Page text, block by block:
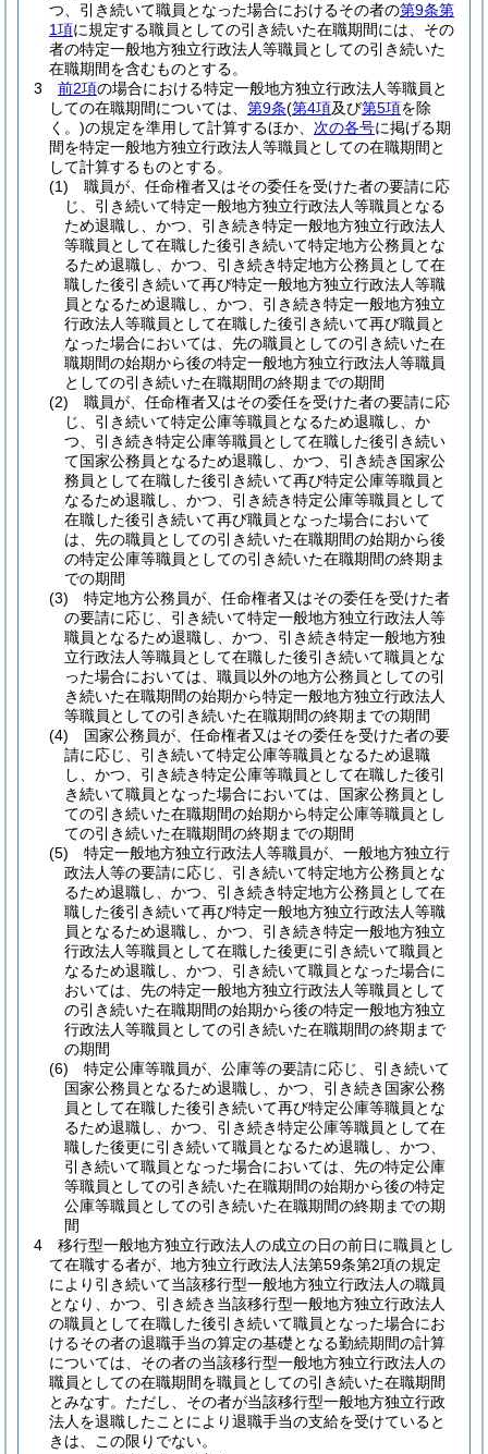
つ、引き続いて職員となった場合におけるその者の第9条第
1項に規定する職員としての引き続いた在職期間には、その
者の特定一般地方独立行政法人等職員としての引き続いた
在職期間を含むものとする。
3
前2項の場合における特定一般地方独立行政法人等職員と
しての在職期間については、 第9条(第4項及び第5項を除
く。)の規定を準用して計算するほか、 次の各号に掲げる期
間を特定一般地方独立行政法人等職員としての在職期間と
して計算するものとする。
(1)
職員が、任命権者又はその委任を受けた者の要請に応
じ、引き続いて特定一般地方独立行政法人等職員となる
ため退職し、かつ、引き続き特定一般地方独立行政法人
等職員として在職した後引き続いて特定地方公務員とな
るため退職し、かつ、引き続き特定地方公務員として在
職した後引き続いて再び特定一般地方独立行政法人等職
員となるため退職し、かつ、引き続き特定一般地方独立
行政法人等職員として在職した後引き続いて再び職員と
なった場合においては、先の職員としての引き続いた在
職期間の始期から後の特定一般地方独立行政法人等職員
としての引き続いた在職期間の終期までの期間
(2)
職員が、任命権者又はその委任を受けた者の要請に応
じ、引き続いて特定公庫等職員となるため退職し、か
つ、引き続き特定公庫等職員として在職した後引き続い
て国家公務員となるため退職し、かつ、引き続き国家公
務員として在職した後引き続いて再び特定公庫等職員と
なるため退職し、かつ、引き続き特定公庫等職員として
在職した後引き続いて再び職員となった場合において
は、先の職員としての引き続いた在職期間の始期から後
の特定公庫等職員としての引き続いた在職期間の終期ま
での期間
(3)
特定地方公務員が、任命権者又はその委任を受けた者
の要請に応じ、引き続いて特定一般地方独立行政法人等
職員となるため退職し、かつ、引き続き特定一般地方独
立行政法人等職員として在職した後引き続いて職員とな
った場合においては、職員以外の地方公務員としての引
き続いた在職期間の始期から特定一般地方独立行政法人
等職員としての引き続いた在職期間の終期までの期間
(4)
国家公務員が、任命権者又はその委任を受けた者の要
請に応じ、引き続いて特定公庫等職員となるため退職
し、かつ、引き続き特定公庫等職員として在職した後引
き続いて職員となった場合においては、国家公務員とし
ての引き続いた在職期間の始期から特定公庫等職員とし
ての引き続いた在職期間の終期までの期間
(5)
特定一般地方独立行政法人等職員が、一般地方独立行
政法人等の要請に応じ、引き続いて特定地方公務員とな
るため退職し、かつ、引き続き特定地方公務員として在
職した後引き続いて再び特定一般地方独立行政法人等職
員となるため退職し、かつ、引き続き特定一般地方独立
行政法人等職員として在職した後更に引き続いて職員と
なるため退職し、かつ、引き続いて職員となった場合に
おいては、先の特定一般地方独立行政法人等職員として
の引き続いた在職期間の始期から後の特定一般地方独立
行政法人等職員としての引き続いた在職期間の終期まで
の期間
(6)
特定公庫等職員が、公庫等の要請に応じ、引き続いて
国家公務員となるため退職し、かつ、引き続き国家公務
員として在職した後引き続いて再び特定公庫等職員とな
るため退職し、かつ、引き続き特定公庫等職員として在
職した後更に引き続いて職員となるため退職し、かつ、
引き続いて職員となった場合においては、先の特定公庫
等職員としての引き続いた在職期間の始期から後の特定
公庫等職員としての引き続いた在職期間の終期までの期
間
4
移行型一般地方独立行政法人の成立の日の前日に職員とし
て在職する者が、地方独立行政法人法第59条第2項の規定
により引き続いて当該移行型一般地方独立行政法人の職員
となり、かつ、引き続き当該移行型一般地方独立行政法人
の職員として在職した後引き続いて職員となった場合にお
けるその者の退職手当の算定の基礎となる勤続期間の計算
については、その者の当該移行型一般地方独立行政法人の
職員としての在職期間を職員としての引き続いた在職期間
とみなす。 ただし、その者が当該移行型一般地方独立行政
法人を退職したことにより退職手当の支給を受けていると
きは、この限りでない。